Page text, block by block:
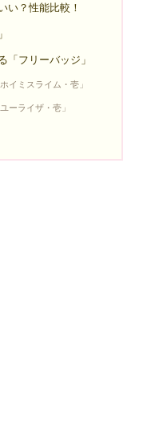
い？性能比較！
「フリーバッジ」
イミスライム・壱」
ーライザ・壱」